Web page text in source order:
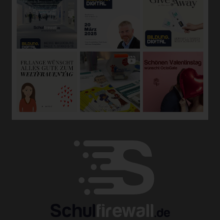
die Anpassung oder Veränderung, das Auslesen, das
Abfragen, die Verwendung, die Offenlegung durch
Übermittlung, Verbreitung oder eine andere Form der
Bereitstellung, den Abgleich oder die Verknüpfung, die
Einschränkung, das Löschen oder die Vernichtung.
d) Einschränkung der Verarbeitung
Einschränkung der Verarbeitung ist die Markierung
gespeicherter personenbezogener Daten mit dem Ziel,
ihre künftige Verarbeitung einzuschränken.
e) Profiling